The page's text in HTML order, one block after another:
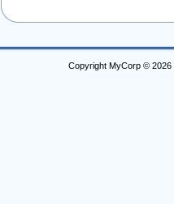
Copyright MyCorp © 2026